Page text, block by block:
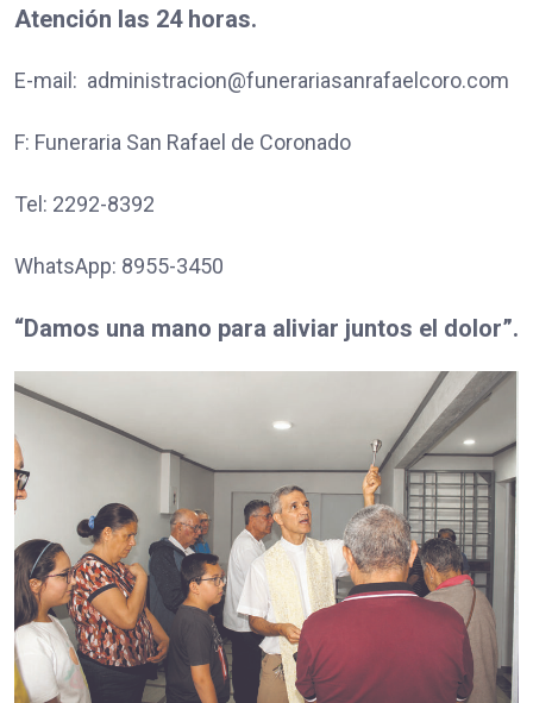
Atención las 24 horas.
E-mail: administracion@funerariasanrafaelcoro.com
F: Funeraria San Rafael de Coronado
Tel: 2292-8392
WhatsApp: 8955-3450
“Damos una mano para aliviar juntos el dolor”.